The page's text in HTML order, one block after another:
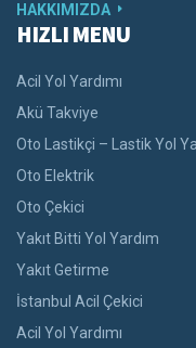
HAKKIMIZDA
HIZLI MENU
Acil Yol Yardımı
Akü Takviye
Oto Lastikçi – Lastik Yol
Oto Elektrik
Oto Çekici
Yakıt Bitti Yol Yardım
Yakıt Getirme
İstanbul Acil Çekici
Acil Yol Yardımı